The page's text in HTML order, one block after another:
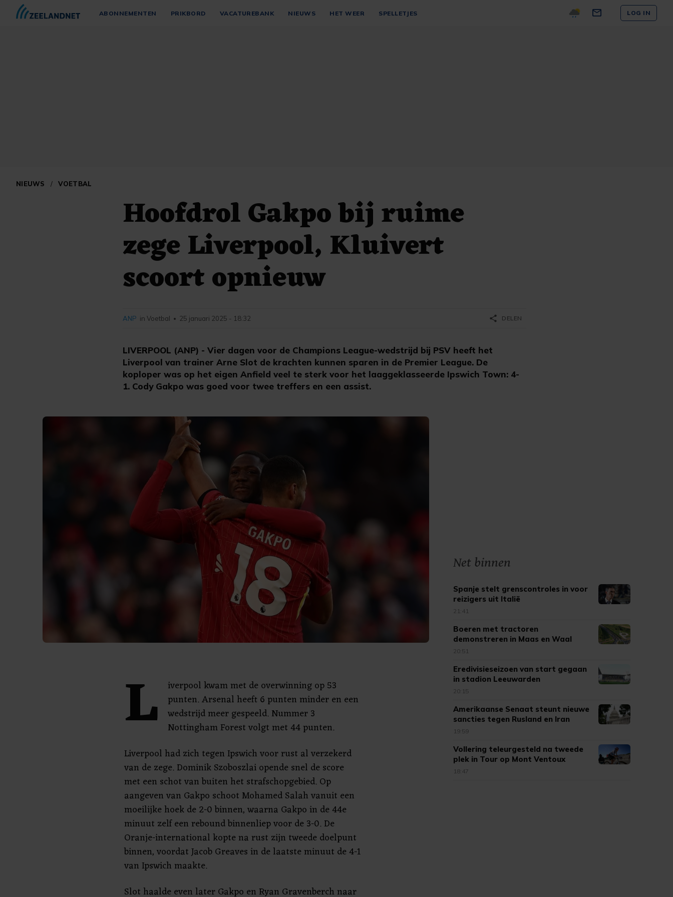
ABONNEMENTEN PRIKBORD VACATUREBANK NIEUWS HET WEER SPELLETJES LOG IN
NIEUWS / VOETBAL
Hoofdrol Gakpo bij ruime
zege Liverpool, Kluivert
scoort opnieuw
LIVERPOOL (ANP) - Vier dagen voor de Champions League-wedstrijd bij PSV heeft het
Liverpool van trainer Arne Slot de krachten kunnen sparen in de Premier League. De
koploper was op het eigen Anfield veel te sterk voor het laaggeklasseerde Ipswich Town: 4-
1. Cody Gakpo was goed voor twee treffers en een assist.
ANP in Voetbal • 25 januari 2025 - 18:32 share DELEN
L
iverpool kwam met de overwinning op 53
punten. Arsenal heeft 6 punten minder en een
wedstrijd meer gespeeld. Nummer 3
Nottingham Forest volgt met 44 punten.
Liverpool had zich tegen Ipswich voor rust al verzekerd
van de zege. Dominik Szoboszlai opende snel de score
met een schot van buiten het strafschopgebied. Op
aangeven van Gakpo schoot Mohamed Salah vanuit een
moeilijke hoek de 2-0 binnen, waarna Gakpo in de 44e
minuut zelf een rebound binnenliep voor de 3-0. De
Oranje-international kopte na rust zijn tweede doelpunt
binnen, voordat Jacob Greaves in de laatste minuut de 4-1
van Ipswich maakte.
Slot haalde even later Gakpo en Ryan Gravenberch naar
Net binnen
Spanje stelt grenscontroles in voor
reizigers uit Italië
21:41
Boeren met tractoren
demonstreren in Maas en Waal
20:51
Eredivisieseizoen van start gegaan
in stadion Leeuwarden
20:15
Amerikaanse Senaat steunt nieuwe
sancties tegen Rusland en Iran
19:59
Vollering teleurgesteld na tweede
plek in Tour op Mont Ventoux
18:47